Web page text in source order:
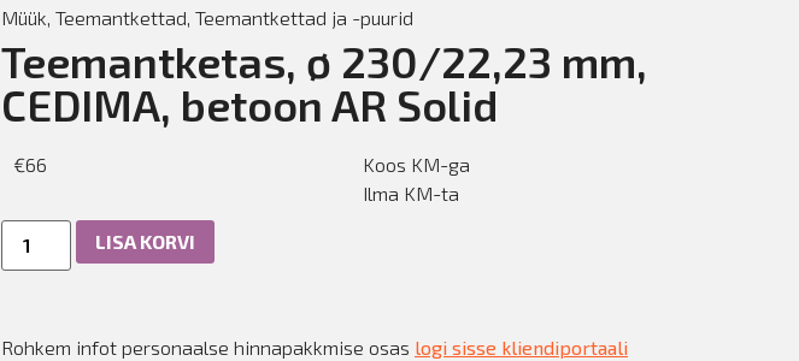
Müük, Teemantkettad, Teemantkettad ja -puurid
Teemantketas, ø 230/22,23 mm,
CEDIMA, betoon AR Solid
€66
Koos KM-ga
Ilma KM-ta
LISA KORVI
Rohkem infot personaalse hinnapakkmise osas logi sisse kliendiportaali